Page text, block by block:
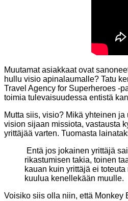
Muutamat asiakkaat ovat
hullu visio apinalaumalle? Tatu
Travel Agency for Superheroes -
toimia tulevaisuudessa entistä
Mutta siis, visio? Mikä yhteinen
vision sijaan missiota, vastausta
yrittäjää varten. Tuomasta
Entä jos jokainen yrittäjä
rikastumisen takia, toinen
kauan kuin yrittäjä ei
kuulua kenellekään muulle.
Voisiko siis olla niin, että Monkey